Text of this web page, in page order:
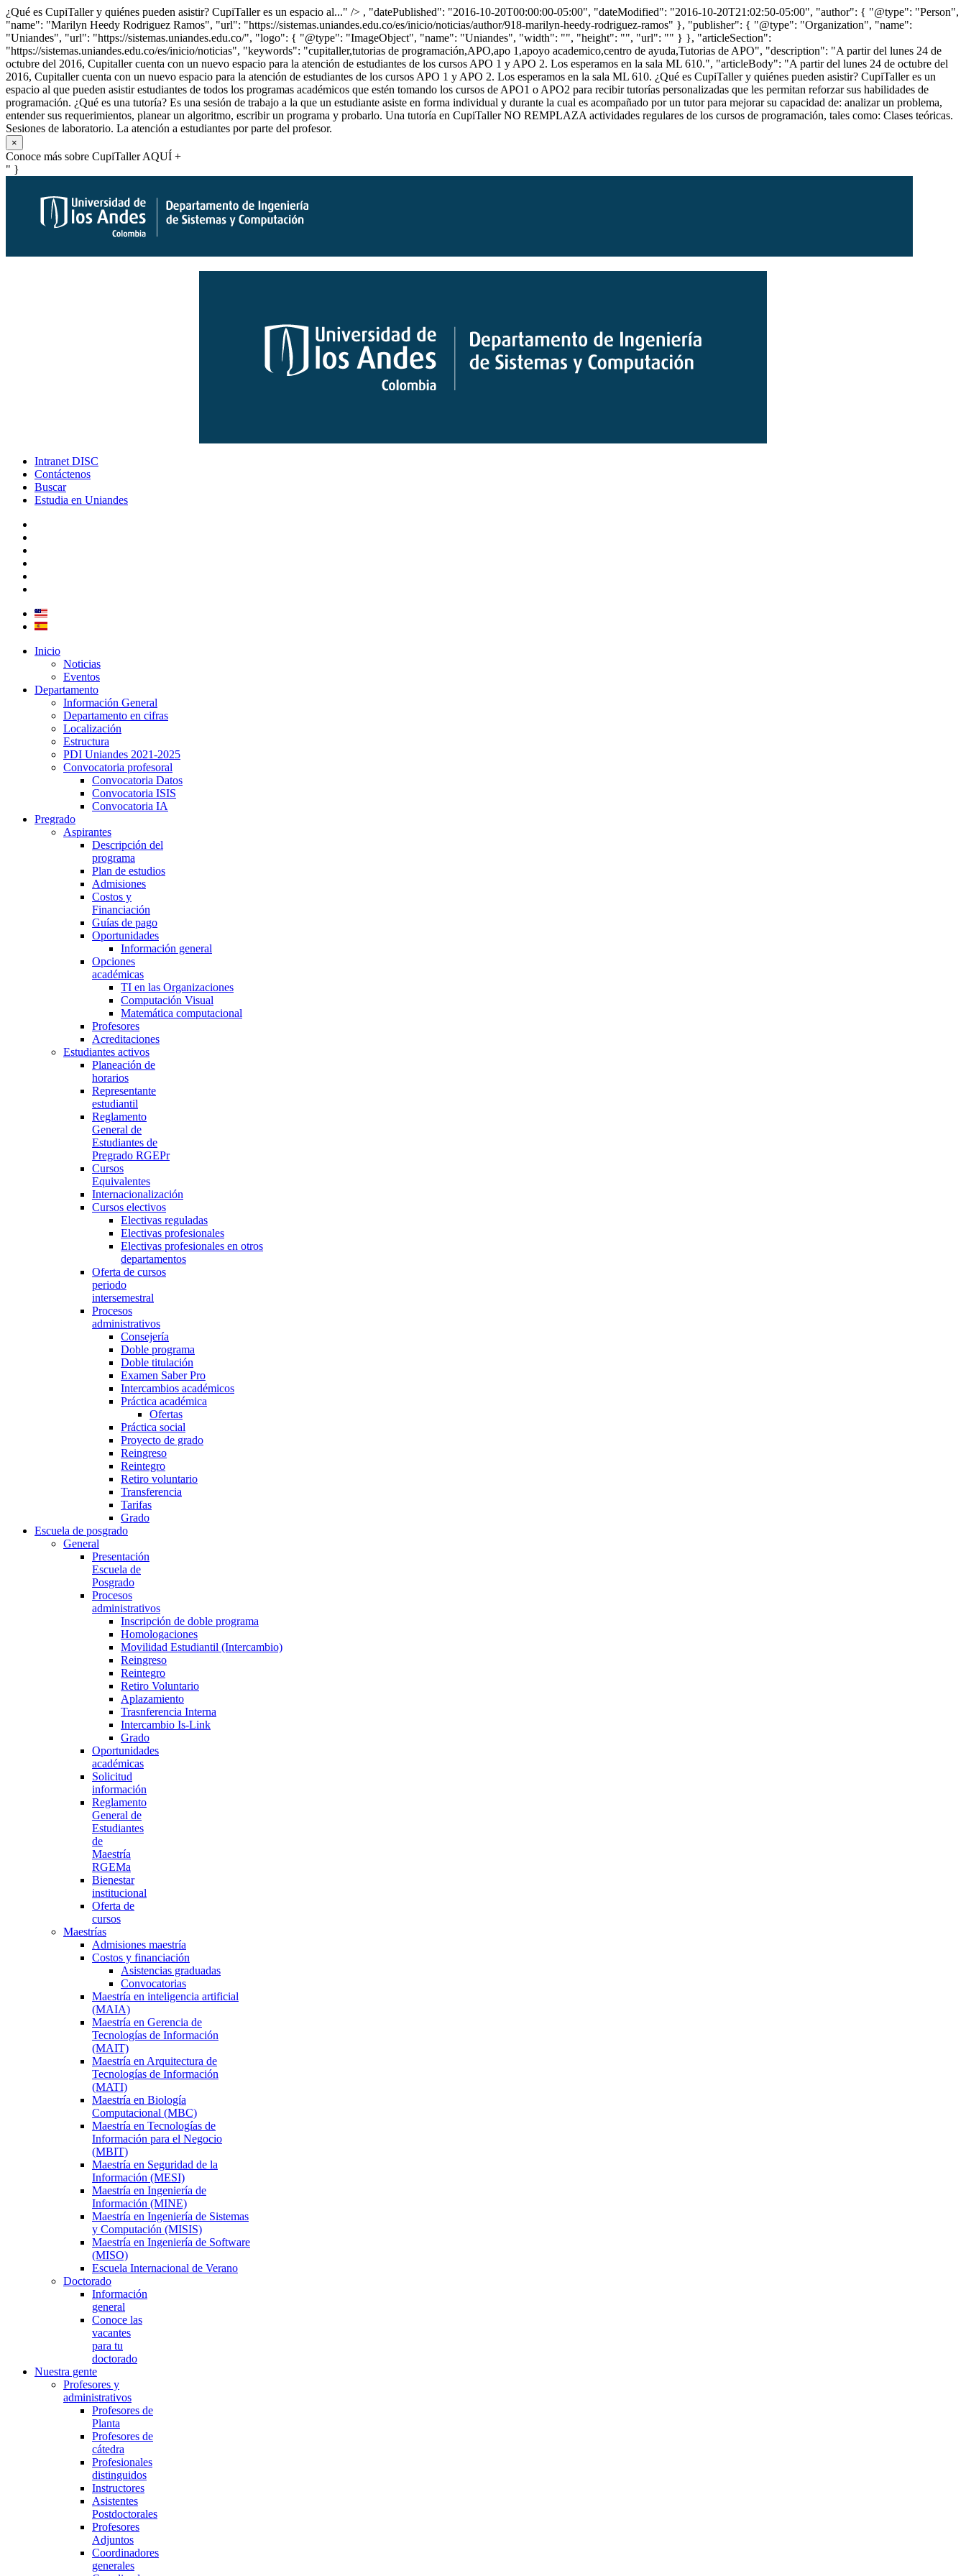
¿Qué es CupiTaller y quiénes pueden asistir? CupiTaller es un espacio al..." /> , "datePublished": "2016-10-20T00:00:00-05:00", "dateModified": "2016-10-20T21:02:50-05:00", "author": { "@type": "Person",
"name": "Marilyn Heedy Rodriguez Ramos", "url": "https://sistemas.uniandes.edu.co/es/inicio/noticias/author/918-marilyn-heedy-rodriguez-ramos" }, "publisher": { "@type": "Organization", "name":
"Uniandes", "url": "https://sistemas.uniandes.edu.co/", "logo": { "@type": "ImageObject", "name": "Uniandes", "width": "", "height": "", "url": "" } }, "articleSection":
"https://sistemas.uniandes.edu.co/es/inicio/noticias", "keywords": "cupitaller,tutorias de programación,APO,apo 1,apoyo academico,centro de ayuda,Tutorias de APO", "description": "A partir del lunes 24 de
octubre del 2016, Cupitaller cuenta con un nuevo espacio para la atención de estudiantes de los cursos APO 1 y APO 2. Los esperamos en la sala ML 610.", "articleBody": "A partir del lunes 24 de octubre del
2016, Cupitaller cuenta con un nuevo espacio para la atención de estudiantes de los cursos APO 1 y APO 2. Los esperamos en la sala ML 610. ¿Qué es CupiTaller y quiénes pueden asistir? CupiTaller es un
espacio al que pueden asistir estudiantes de todos los programas académicos que estén tomando los cursos de APO1 o APO2 para recibir tutorías personalizadas que les permitan reforzar sus habilidades de
programación. ¿Qué es una tutoría? Es una sesión de trabajo a la que un estudiante asiste en forma individual y durante la cual es acompañado por un tutor para mejorar su capacidad de: analizar un problema,
entender sus requerimientos, planear un algoritmo, escribir un programa y probarlo. Una tutoría en CupiTaller NO REMPLAZA actividades regulares de los cursos de programación, tales como: Clases teóricas.
Sesiones de laboratorio. La atención a estudiantes por parte del profesor.
×
Conoce más sobre CupiTaller AQUÍ +
" }
Intranet DISC
Contáctenos
Buscar
Estudia en Uniandes
Inicio
Noticias
Eventos
Departamento
Información General
Departamento en cifras
Localización
Estructura
PDI Uniandes 2021-2025
Convocatoria profesoral
Convocatoria Datos
Convocatoria ISIS
Convocatoria IA
Pregrado
Aspirantes
Descripción del
programa
Plan de estudios
Admisiones
Costos y
Financiación
Guías de pago
Oportunidades
Información general
Opciones
académicas
TI en las Organizaciones
Computación Visual
Matemática computacional
Profesores
Acreditaciones
Estudiantes activos
Planeación de
horarios
Representante
estudiantil
Reglamento
General de
Estudiantes de
Pregrado RGEPr
Cursos
Equivalentes
Internacionalización
Cursos electivos
Electivas reguladas
Electivas profesionales
Electivas profesionales en otros
departamentos
Oferta de cursos
periodo
intersemestral
Procesos
administrativos
Consejería
Doble programa
Doble titulación
Examen Saber Pro
Intercambios académicos
Práctica académica
Ofertas
Práctica social
Proyecto de grado
Reingreso
Reintegro
Retiro voluntario
Transferencia
Tarifas
Grado
Escuela de posgrado
General
Presentación
Escuela de
Posgrado
Procesos
administrativos
Inscripción de doble programa
Homologaciones
Movilidad Estudiantil (Intercambio)
Reingreso
Reintegro
Retiro Voluntario
Aplazamiento
Trasnferencia Interna
Intercambio Is-Link
Grado
Oportunidades
académicas
Solicitud
información
Reglamento
General de
Estudiantes
de
Maestría
RGEMa
Bienestar
institucional
Oferta de
cursos
Maestrías
Admisiones maestría
Costos y financiación
Asistencias graduadas
Convocatorias
Maestría en inteligencia artificial
(MAIA)
Maestría en Gerencia de
Tecnologías de Información
(MAIT)
Maestría en Arquitectura de
Tecnologías de Información
(MATI)
Maestría en Biología
Computacional (MBC)
Maestría en Tecnologías de
Información para el Negocio
(MBIT)
Maestría en Seguridad de la
Información (MESI)
Maestría en Ingeniería de
Información (MINE)
Maestría en Ingeniería de Sistemas
y Computación (MISIS)
Maestría en Ingeniería de Software
(MISO)
Escuela Internacional de Verano
Doctorado
Información
general
Conoce las
vacantes
para tu
doctorado
Nuestra gente
Profesores y
administrativos
Profesores de
Planta
Profesores de
cátedra
Profesionales
distinguidos
Instructores
Asistentes
Postdoctorales
Profesores
Adjuntos
Coordinadores
generales